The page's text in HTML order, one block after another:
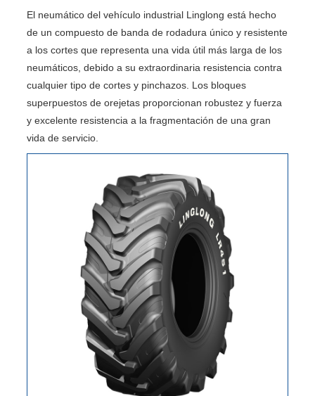
El neumático del vehículo industrial Linglong está hecho
de un compuesto de banda de rodadura único y resistente
a los cortes que representa una vida útil más larga de los
neumáticos, debido a su extraordinaria resistencia contra
cualquier tipo de cortes y pinchazos. Los bloques
superpuestos de orejetas proporcionan robustez y fuerza
y ​​excelente resistencia a la fragmentación de una gran
vida de servicio.